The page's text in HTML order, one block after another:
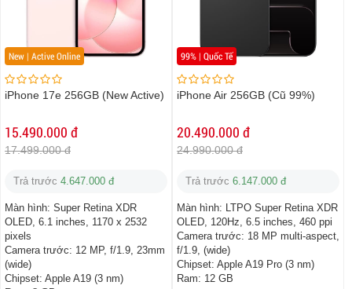
New | Active Online
iPhone 17e 256GB (New Active)
15.490.000 đ
17.499.000 đ
Trả trước 4.647.000 đ
Màn hình: Super Retina XDR
OLED, 6.1 inches, 1170 x 2532
pixels
Camera trước: 12 MP, f/1.9, 23mm
(wide)
Chipset: Apple A19 (3 nm)
99% | Quốc Tế
iPhone Air 256GB (Cũ 99%)
20.490.000 đ
24.990.000 đ
Trả trước 6.147.000 đ
Màn hình: LTPO Super Retina XDR
OLED, 120Hz, 6.5 inches, 460 ppi
Camera trước: 18 MP multi-aspect,
f/1.9, (wide)
Chipset: Apple A19 Pro (3 nm)
Ram: 12 GB